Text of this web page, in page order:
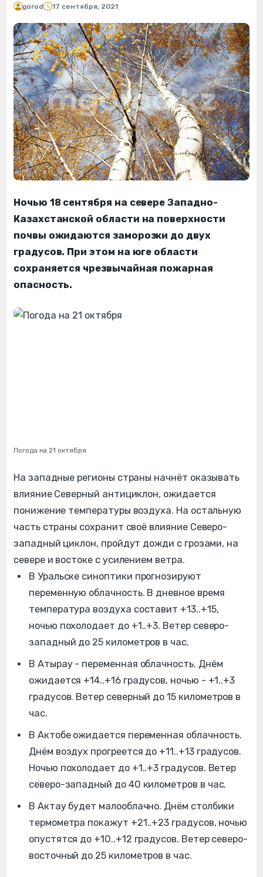
gorod 17 сентября, 2021
Ночью 18 сентября на севере Западно-
Казахстанской области на поверхности
почвы ожидаются заморозки до двух
градусов. При этом на юге области
сохраняется чрезвычайная пожарная
опасность.
Погода на 21 октября
На западные регионы страны начнёт оказывать
влияние Северный антициклон, ожидается
понижение температуры воздуха. На остальную
часть страны сохранит своё влияние Северо-
западный циклон, пройдут дожди с грозами, на
севере и востоке с усилением ветра.
В Уральске синоптики прогнозируют
переменную облачность. В дневное время
температура воздуха составит +13..+15,
ночью похолодает до +1..+3. Ветер северо-
западный до 25 километров в час.
В Атырау - переменная облачность. Днём
ожидается +14..+16 градусов, ночью - +1..+3
градусов. Ветер северный до 15 километров в
час.
В Актобе ожидается переменная облачность.
Днём воздух прогреется до +11..+13 градусов.
Ночью похолодает до +1..+3 градусов. Ветер
северо-западный до 40 километров в час.
В Актау будет малооблачно. Днём столбики
термометра покажут +21..+23 градусов, ночью
опустятся до +10..+12 градусов. Ветер северо-
восточный до 25 километров в час.